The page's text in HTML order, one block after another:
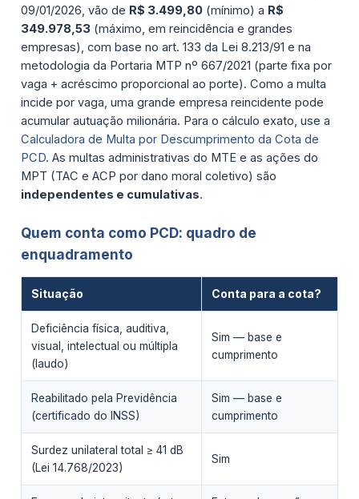
09/01/2026, vão de R$ 3.499,80 (mínimo) a R$
349.978,53 (máximo, em reincidência e grandes
empresas), com base no art. 133 da Lei 8.213/91 e na
metodologia da Portaria MTP nº 667/2021 (parte fixa por
vaga + acréscimo proporcional ao porte). Como a multa
incide por vaga, uma grande empresa reincidente pode
acumular autuação milionária. Para o cálculo exato, use a
Calculadora de Multa por Descumprimento da Cota de
PCD. As multas administrativas do MTE e as ações do
MPT (TAC e ACP por dano moral coletivo) são
independentes e cumulativas.
Quem conta como PCD: quadro de
enquadramento
Situação Conta para a cota?
Deficiência física, auditiva,
visual, intelectual ou múltipla
(laudo)
Sim — base e
cumprimento
Reabilitado pela Previdência
(certificado do INSS)
Sim — base e
cumprimento
Surdez unilateral total ≥ 41 dB
(Lei 14.768/2023)
Sim